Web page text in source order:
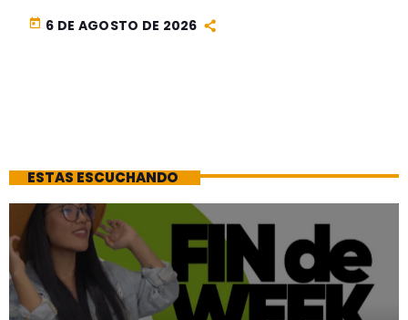
today 6 DE AGOSTO DE 2026
ESTAS ESCUCHANDO